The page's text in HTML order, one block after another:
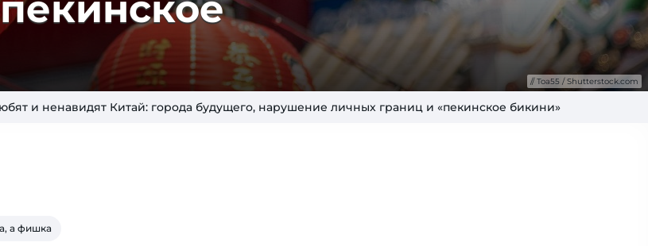
Toa55 / Shutterstock.com
и ненавидят Китай: города будущего, нарушение личных границ и «пекинское бикини»
а фишка